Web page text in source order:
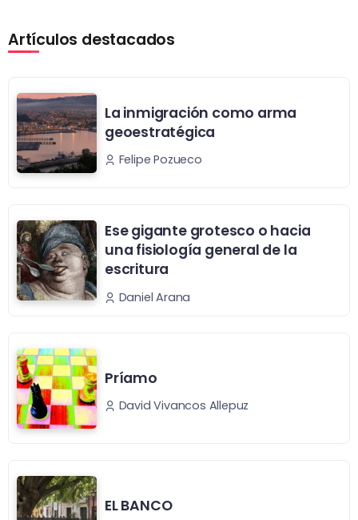
Artículos destacados
La inmigración como arma
geoestratégica
Felipe Pozueco
Ese gigante grotesco o hacia
una fisiología general de la
escritura
Daniel Arana
Príamo
David Vivancos Allepuz
EL BANCO